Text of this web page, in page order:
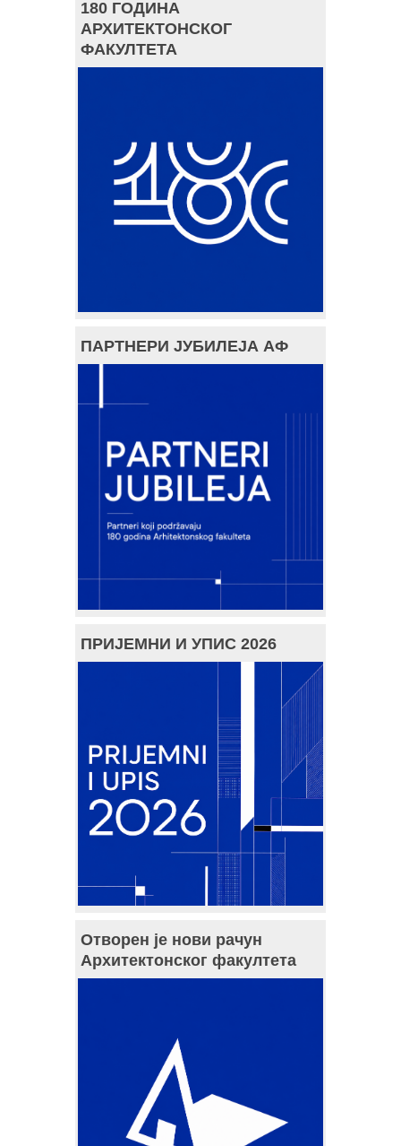
180 ГОДИНА
АРХИТЕКТОНСКОГ
ФАКУЛТЕТА
ПАРТНЕРИ ЈУБИЛЕЈА АФ
ПРИЈЕМНИ И УПИС 2026
Отворен је нови рачун
Архитектонског факултета